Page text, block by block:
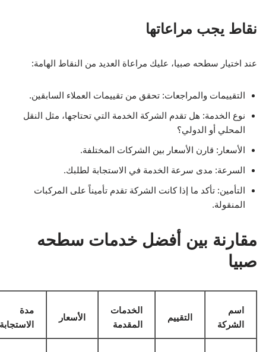
نقاط يجب مراعاتها
عند اختيار سطحه صبيا، عليك مراعاة العديد من النقاط الهامة:
التقييمات والمراجعات: تحقق من تقييمات العملاء السابقين.
نوع الخدمة: هل تقدم الشركة الخدمة التي تحتاجها، مثل النقل
المحلي أو الدولي؟
الأسعار: قارن الأسعار بين الشركات المختلفة.
السرعة: مدى سرعة الخدمة في الاستجابة لطلبك.
التأمين: تأكد ما إذا كانت الشركة تقدم تأميناً على المركبات
المنقولة.
مقارنة بين أفضل خدمات سطحه
صبيا
اسم
الشركة
التقييم
الخدمات
المقدمة
الأسعار
مدة
الاستجابة